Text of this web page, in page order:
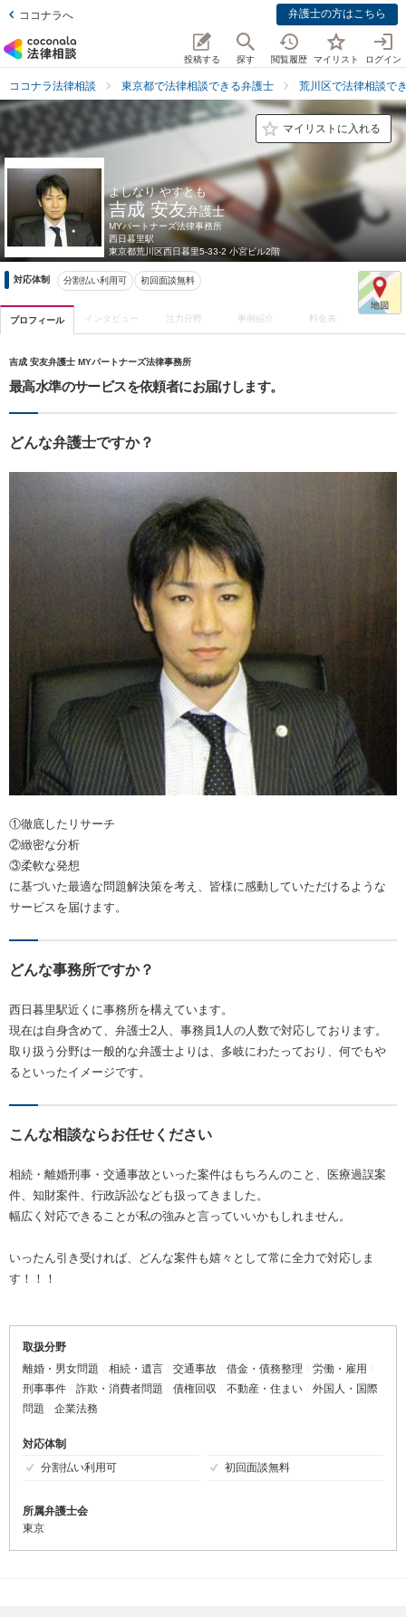
ココナラへ 弁護士の方はこちら
投稿する 探す 閲覧履歴 マイリスト ログイン
ココナラ法律相談 東京都で法律相談できる弁護士 荒川区で法律相談で
マイリストに入れる
よしなり やすとも
吉成 安友弁護士
MYパートナーズ法律事務所
西日暮里駅
東京都荒川区西日暮里5-33-2 小宮ビル2階
対応体制 分割払い利用可 初回面談無料
プロフィール インタビュー 注力分野 事例紹介 料金表
吉成 安友弁護士 MYパートナーズ法律事務所
最高水準のサービスを依頼者にお届けします。
どんな弁護士ですか？
①徹底したリサーチ
②緻密な分析
③柔軟な発想
に基づいた最適な問題解決策を考え、皆様に感動していただけるような
サービスを届けます。
どんな事務所ですか？
西日暮里駅近くに事務所を構えています。
現在は自身含めて、弁護士2人、事務員1人の人数で対応しております。
取り扱う分野は一般的な弁護士よりは、多岐にわたっており、何でもや
るといったイメージです。
こんな相談ならお任せください
相続・離婚刑事・交通事故といった案件はもちろんのこと、医療過誤案
件、知財案件、行政訴訟なども扱ってきました。
幅広く対応できることが私の強みと言っていいかもしれません。
いったん引き受ければ、どんな案件も嬉々として常に全力で対応しま
す！！！
取扱分野
離婚・男女問題
相続・遺言 交通事故 借金・債務整理
労働・雇用
刑事事件
詐欺・消費者問題 債権回収 不動産・住まい
外国人・国際
問題
企業法務
対応体制
分割払い利用可
初回面談無料
所属弁護士会
東京